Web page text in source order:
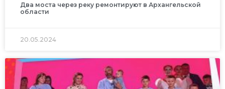
Два моста через реку ремонтируют в Архангельской
области
20.05.2024